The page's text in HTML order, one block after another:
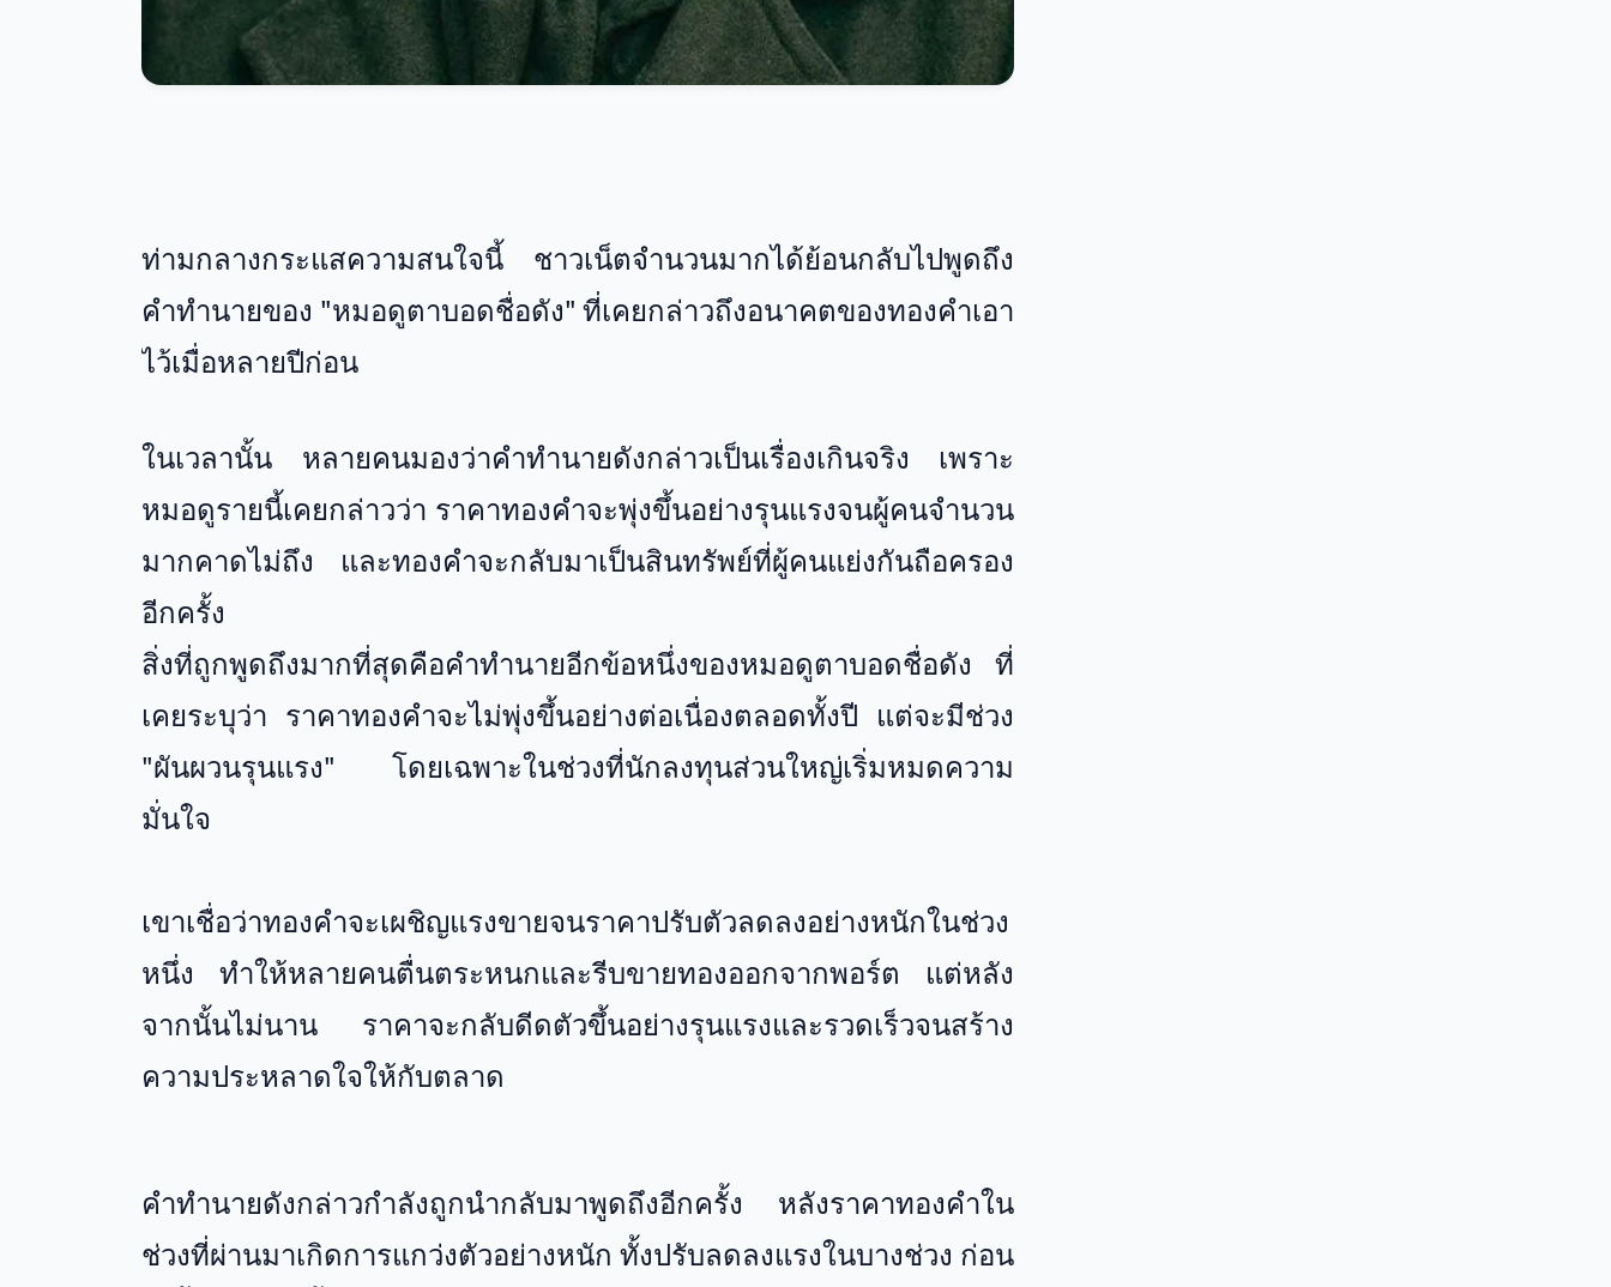
ท่ามกลางกระแสความสนใจนี้ ชาวเน็ตจำนวนมากได้ย้อนกลับไปพูดถึง
คำทำนายของ "หมอดูตาบอดชื่อดัง" ที่เคยกล่าวถึงอนาคตของทองคำเอา
ไว้เมื่อหลายปีก่อน
ในเวลานั้น หลายคนมองว่าคำทำนายดังกล่าวเป็นเรื่องเกินจริง เพราะ
หมอดูรายนี้เคยกล่าวว่า ราคาทองคำจะพุ่งขึ้นอย่างรุนแรงจนผู้คนจำนวน
มากคาดไม่ถึง และทองคำจะกลับมาเป็นสินทรัพย์ที่ผู้คนแย่งกันถือครอง
อีกครั้ง
สิ่งที่ถูกพูดถึงมากที่สุดคือคำทำนายอีกข้อหนึ่งของหมอดูตาบอดชื่อดัง ที่
เคยระบุว่า ราคาทองคำจะไม่พุ่งขึ้นอย่างต่อเนื่องตลอดทั้งปี แต่จะมีช่วง
"ผันผวนรุนแรง" โดยเฉพาะในช่วงที่นักลงทุนส่วนใหญ่เริ่มหมดความ
มั่นใจ
เขาเชื่อว่าทองคำจะเผชิญแรงขายจนราคาปรับตัวลดลงอย่างหนักในช่วง
หนึ่ง ทำให้หลายคนตื่นตระหนกและรีบขายทองออกจากพอร์ต แต่หลัง
จากนั้นไม่นาน ราคาจะกลับดีดตัวขึ้นอย่างรุนแรงและรวดเร็วจนสร้าง
ความประหลาดใจให้กับตลาด
คำทำนายดังกล่าวกำลังถูกนำกลับมาพูดถึงอีกครั้ง หลังราคาทองคำใน
ช่วงที่ผ่านมาเกิดการแกว่งตัวอย่างหนัก ทั้งปรับลดลงแรงในบางช่วง ก่อน